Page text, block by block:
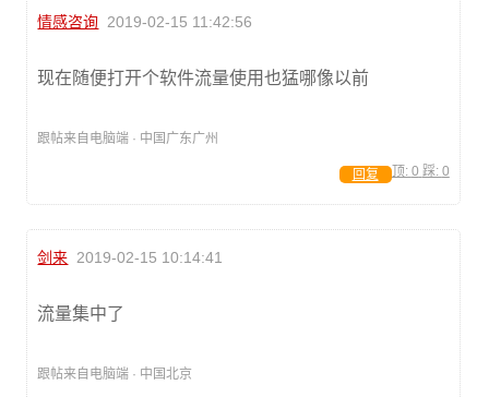
情感咨询 2019-02-15 11:42:56
现在随便打开个软件流量使用也猛哪像以前
跟帖来自电脑端 · 中国广东广州
顶: 0 踩: 0
回复
剑来 2019-02-15 10:14:41
流量集中了
跟帖来自电脑端 · 中国北京